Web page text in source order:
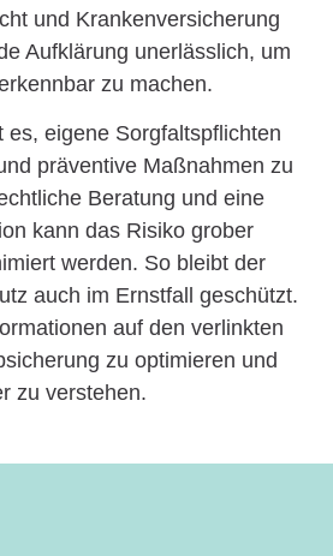
und Krankenversicherung
Aufklärung unerlässlich, um
zu machen.
es, eigene Sorgfaltspflichten
präventive Maßnahmen zu
Beratung und eine
kann das Risiko grober
werden. So bleibt der
auch im Ernstfall geschützt.
auf den verlinkten
zu optimieren und
zu verstehen.